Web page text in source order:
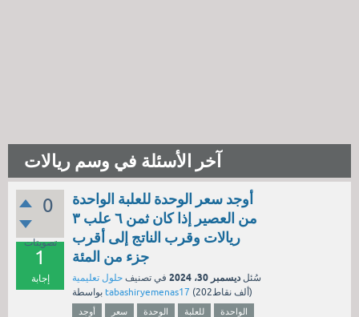
آخر الأسئلة في وسم ريالات
0
تصويتات
1
إجابة
أوجد سعر الوحدة للعلبة الواحدة
من العصير إذا كان ثمن ٦ علب ٣
ريالات وقرب الناتج إلى أقرب
جزء من المئة
سُئل ديسمبر 30، 2024 في تصنيف حلول تعليمية
tabashiryemenas17 ( 202ألف نقاط)
أوجد سعر الوحدة للعلبة
الواحدة